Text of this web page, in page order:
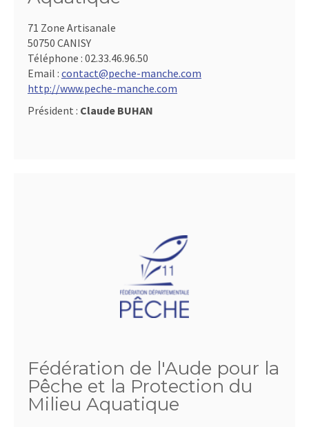
71 Zone Artisanale
50750 CANISY
Téléphone : 02.33.46.96.50
Email : contact@peche-manche.com
http://www.peche-manche.com
Président : Claude BUHAN
Fédération de l'Aude pour la
Pêche et la Protection du
Milieu Aquatique